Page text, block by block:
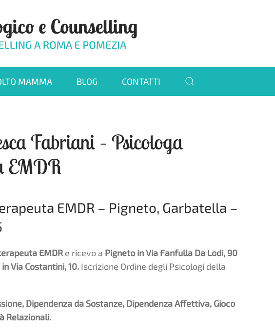
MAMMA BLOG CONTATTI
Fabriani – Psicologa
EMDR
EMDR – Pigneto, Garbatella –
EMDR e ricevo a Pigneto in Via Fanfulla Da Lodi, 90
Via Costantini, 10. Iscrizione Ordine degli Psicologi della
Dipendenza da Sostanze, Dipendenza Affettiva, Gioco
Relazionali.